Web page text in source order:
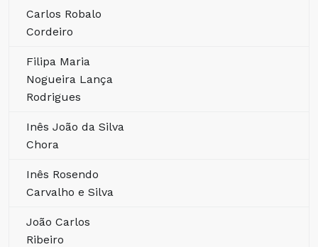
Carlos Robalo
Cordeiro
Filipa Maria
Nogueira Lança
Rodrigues
Inês João da Silva
Chora
Inês Rosendo
Carvalho e Silva
João Carlos
Ribeiro